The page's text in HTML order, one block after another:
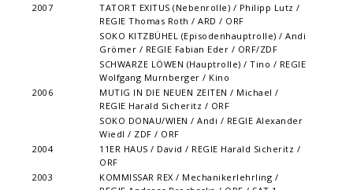
2007
TATORT EXITUS (Nebenrolle) / Philipp Lutz /
REGIE Thomas Roth / ARD / ORF
SOKO KITZBÜHEL (Episodenhauptrolle) / Andi
Grömer / REGIE Fabian Eder / ORF/ZDF
SCHWARZE LÖWEN (Hauptrolle) / Tino / REGIE
Wolfgang Murnberger / Kino
2006
MUTIG IN DIE NEUEN ZEITEN / Michael /
REGIE Harald Sicheritz / ORF
SOKO DONAU/WIEN / Andi / REGIE Alexander
Wiedl / ZDF / ORF
2004
11ER HAUS / David / REGIE Harald Sicheritz /
ORF
2003
KOMMISSAR REX / Mechanikerlehrling /